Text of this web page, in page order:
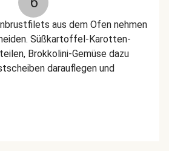
aus dem Ofen nehmen
Süßkartoffel-Karotten-
Brokkolini-Gemüse dazu
darauflegen und